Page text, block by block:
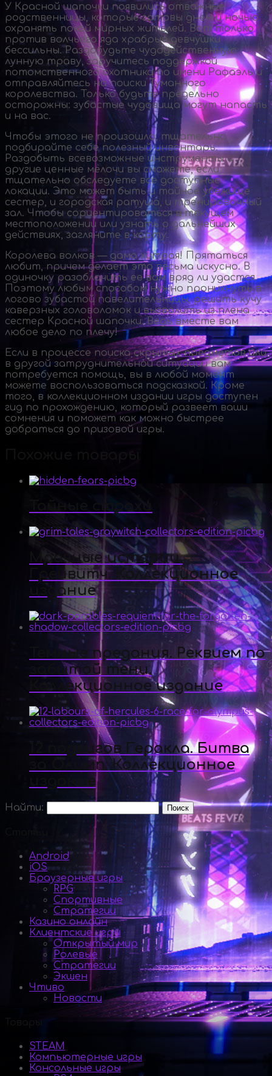
У Красной шапочки появились отважные
родственницы, которые готовы днем и ночью
охранять покой мирных жителей. Вот только
против волчьего яда храбрые девчушки
бессильны. Раздобудьте чудодейственную
лунную траву, заручитесь поддержкой
потомственного охотника по имени Рафаэль и
отправляйтесь на поиски Туманного
королевства. Только будьте предельно
осторожны: зубастые чудовища могут напасть
и на вас.
Чтобы этого не произошло, тщательно
подбирайте себе полезный инвентарь.
Раздобыть всевозможные инструменты и
другие ценные мелочи вы сможете, если
тщательно обследуете все доступные
локации. Это может быть и тайное убежище
сестер, и городская ратуша, и тренировочный
зал. Чтобы сориентироваться в текущем
местоположении или узнать о дальнейших
действиях, загляните в карту.
Королева волков — дама хитрая! Прятаться
любит, причем делает это весьма искусно. В
одиночку разоблачить ее вам вряд ли удастся.
Поэтому любым способом нужно проникнуть в
логово зубастой повелительницы, решить кучу
каверзных головоломок и вызволить из плена
сестер Красной шапочки. Ведь вместе вам
любое дело по плечу!
Если в процессе поиска скрытых предметов или
в другой затруднительной ситуации вам
потребуется помощь, вы в любой момент
можете воспользоваться подсказкой. Кроме
того, в коллекционном издании игры доступен
гид по прохождению, который развеет ваши
сомнения и поможет как можно быстрее
добраться до призовой игры.
Тайные страхи
Мрачные истории.
Грейвитч. Коллекционное
издание
Темные предания. Реквием по
забытой тени.
Коллекционное издание
12 подвигов Геракла. Битва
за Олимп. Коллекционное
издание
Найти:
Android
iOS
Браузерные игры
RPG
Спортивные
Стратегии
Казино онлайн
Клиентские игры
Открытый мир
Ролевые
Стратегии
Экшен
Чтиво
Новости
STEAM
Компьютерные игры
Консольные игры